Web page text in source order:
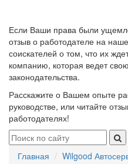
Если Ваши права были
отзыв о работодателе на
соискателей о том, что их
компанию, которая ведет
законодательства.
Расскажите о Вашем опыте
руководстве, или читайте
работодателях!
Главная Wilgood